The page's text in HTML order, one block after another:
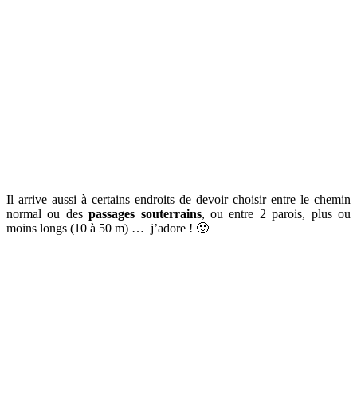
Il arrive aussi à certains endroits de devoir choisir entre le chemin
normal ou despassages souterrains, ou entre 2 parois, plus ou
moins longs (10 à 50 m) … j’adore ! 🙂